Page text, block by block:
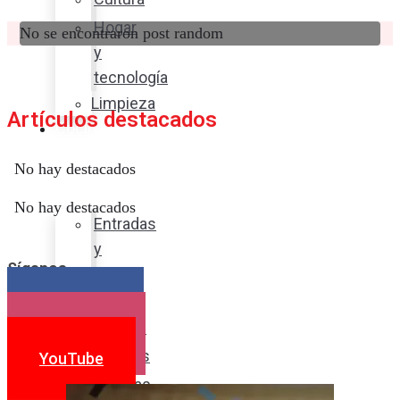
Hogar
y
tecnología
Limpieza
Cocina
sabor
Entradas
y
Postres
Bebidas
No se encontraron post random
Artículos destacados
No hay destacados
No hay destacados
Síganos
YouTube